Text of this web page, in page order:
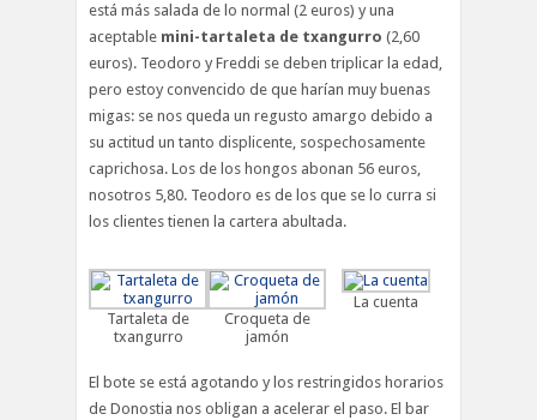
está más salada de lo normal (2 euros) y una
aceptable mini-tartaleta de txangurro (2,60
euros). Teodoro y Freddi se deben triplicar la edad,
pero estoy convencido de que harían muy buenas
migas: se nos queda un regusto amargo debido a
su actitud un tanto displicente, sospechosamente
caprichosa. Los de los hongos abonan 56 euros,
nosotros 5,80. Teodoro es de los que se lo curra si
los clientes tienen la cartera abultada.
Tartaleta de
txangurro
Croqueta de
jamón
La cuenta
El bote se está agotando y los restringidos horarios
de Donostia nos obligan a acelerar el paso. El bar